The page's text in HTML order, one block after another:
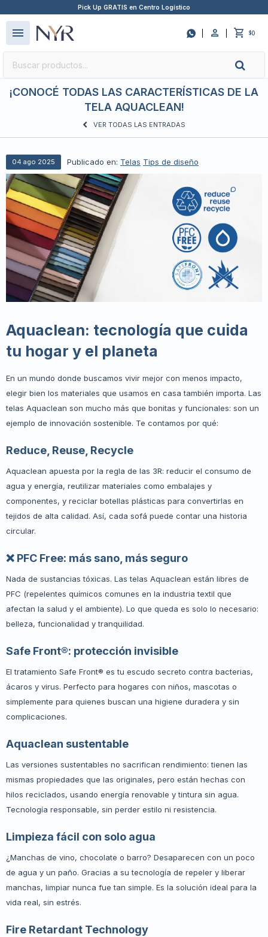
Pick Up GRATIS en Centro Logístico
 $0
menu
¡CONOCÉ TODAS LAS CARACTERÍSTICAS DE LA
TELA AQUACLEAN!
VER TODAS LAS ENTRADAS
04 ago 2025 Publicado en: Telas Tips de diseño
Aquaclean: tecnología que cuida
tu hogar y el planeta
En un mundo donde buscamos vivir mejor con menos impacto,
elegir bien los materiales que usamos en casa también importa. Las
telas Aquaclean son mucho más que bonitas y funcionales: son un
ejemplo de innovación sostenible. Te contamos por qué:
Reduce, Reuse, Recycle
Aquaclean apuesta por la regla de las 3R: reducir el consumo de
agua y energía, reutilizar materiales como embalajes y
componentes, y reciclar botellas plásticas para convertirlas en
tejidos de alta calidad. Así, cada sofá puede contar una historia
circular.
❌ PFC Free: más sano, más seguro
Nada de sustancias tóxicas. Las telas Aquaclean están libres de
PFC (repelentes químicos comunes en la industria textil que
afectan la salud y el ambiente). Lo que queda es solo lo necesario:
belleza, funcionalidad y tranquilidad.
Safe Front®: protección invisible
El tratamiento Safe Front® es tu escudo secreto contra bacterias,
ácaros y virus. Perfecto para hogares con niños, mascotas o
simplemente para quienes buscan una higiene duradera y sin
complicaciones.
Aquaclean sustentable
Las versiones sustentables no sacrifican rendimiento: tienen las
mismas propiedades que las originales, pero están hechas con
hilos reciclados, usando energía renovable y tintura sin agua.
Tecnología responsable, sin perder estilo ni resistencia.
Limpieza fácil con solo agua
¿Manchas de vino, chocolate o barro? Desaparecen con un poco
de agua y un paño. Gracias a su tecnología de repeler y liberar
manchas, limpiar nunca fue tan simple. Es la solución ideal para la
vida real, sin estrés.
Fire Retardant Technology
close